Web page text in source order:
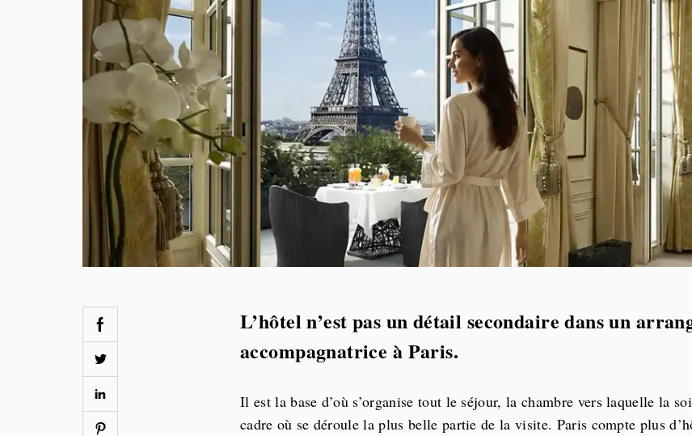
L’hôtel n’est pas un détail secondaire dans un
accompagnatrice à Paris.
Il est la base d’où s’organise tout le séjour, la chambre vers laquelle la
cadre où se déroule la plus belle partie de la visite. Paris compte plus